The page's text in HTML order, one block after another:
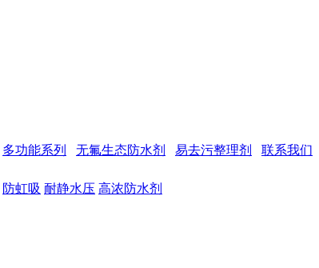
多功能系列 无氟生态防水剂 易去污整理剂
联系我们
防虹吸 耐静水压 高浓防水剂